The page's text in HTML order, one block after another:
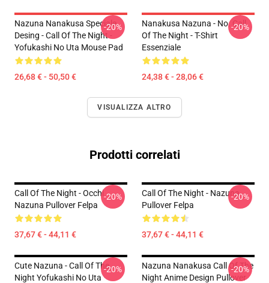
Nazuna Nanakusa Speciale
Desing - Call Of The Night -
Yofukashi No Uta Mouse Pad
26,68 € - 50,50 €
-20%
Nanakusa Nazuna - No. Call
Of The Night - T-Shirt
Essenziale
24,38 € - 28,06 €
-20%
VISUALIZZA ALTRO
Prodotti correlati
Call Of The Night - Occhi
Nazuna Pullover Felpa
37,67 € - 44,11 €
-20%
Call Of The Night - Nazuna
Pullover Felpa
37,67 € - 44,11 €
-20%
Cute Nazuna - Call Of The
Night Yofukashi No Uta
-20%
Nazuna Nanakusa Call Of The
Night Anime Design Pullover
-20%